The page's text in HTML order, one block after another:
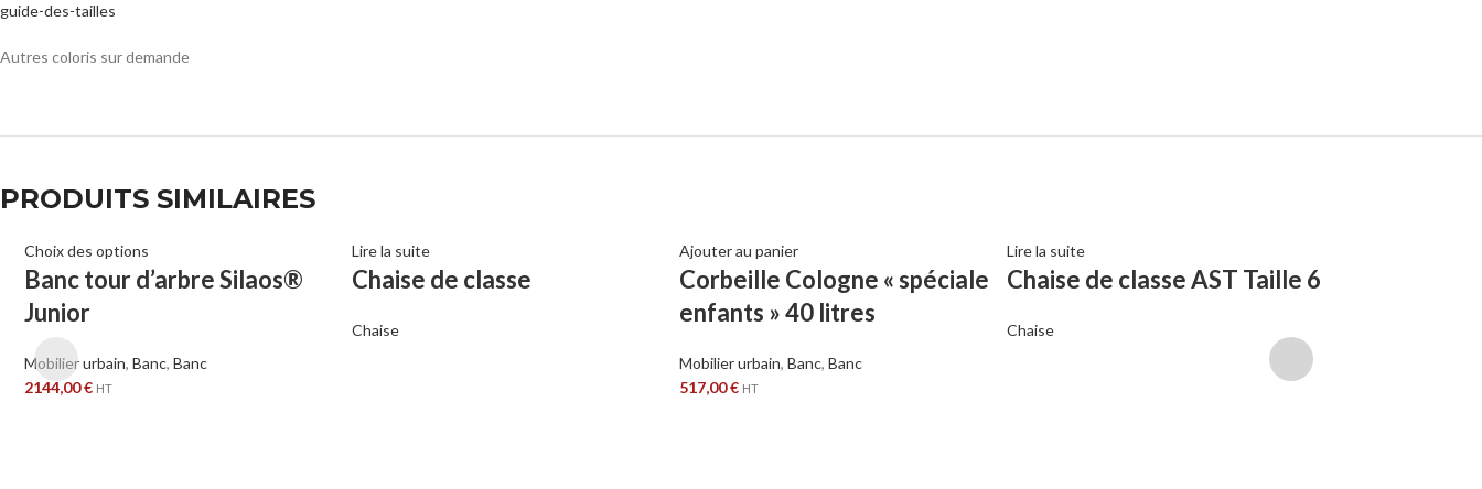
guide-des-tailles
Autres coloris sur demande
PRODUITS SIMILAIRES
Choix des options
Banc tour d’arbre Silaos®
Junior
Mobilier urbain, Banc, Banc
2144,00€ HT
Lire la suite
Chaise de classe
Chaise
Ajouter au panier
Corbeille Cologne « spéciale
enfants » 40 litres
Mobilier urbain, Banc, Banc
517,00€ HT
Lire la suite
Chaise de classe AST Taille 6
Chaise